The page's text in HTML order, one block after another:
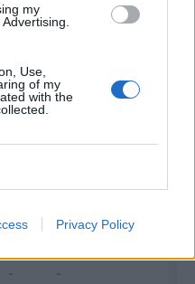
my
Use,
of my
with the
Privacy Policy